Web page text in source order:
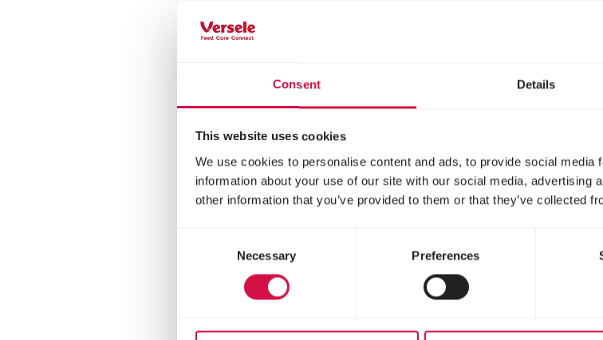
Consent Details
This website uses cookies
We use cookies to personalise content and ads, to provide social
information about your use of our site with our social media, advertising
other information that you’ve provided to them or that they’ve collected
Necessary Preferences